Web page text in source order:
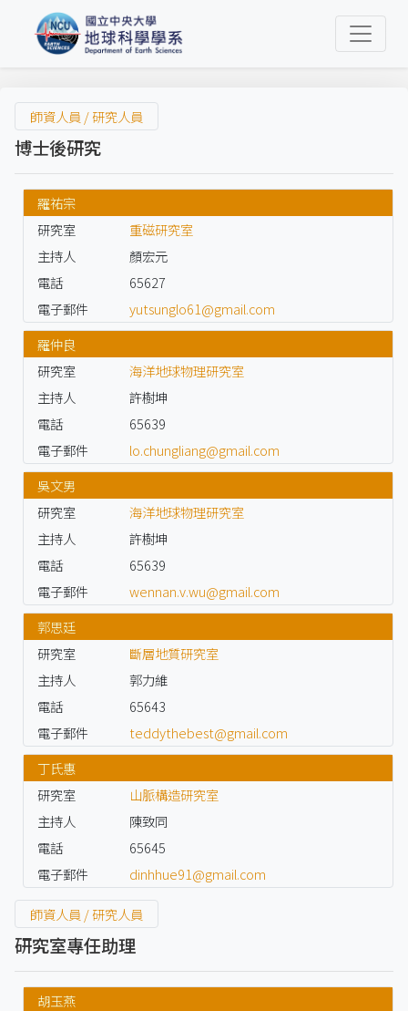
師資人員 / 研究人員
博士後研究
羅祐宗
研究室
重磁研究室
主持人
顏宏元
電話
65627
電子郵件
yutsunglo61@gmail.com
羅仲良
研究室
海洋地球物理研究室
主持人
許樹坤
電話
65639
電子郵件
lo.chungliang@gmail.com
吳文男
研究室
海洋地球物理研究室
主持人
許樹坤
電話
65639
電子郵件
wennan.v.wu@gmail.com
郭思廷
研究室
斷層地質研究室
主持人
郭力維
電話
65643
電子郵件
teddythebest@gmail.com
丁氏惠
研究室
山脈構造研究室
主持人
陳致同
電話
65645
電子郵件
dinhhue91@gmail.com
師資人員 / 研究人員
研究室專任助理
胡玉燕